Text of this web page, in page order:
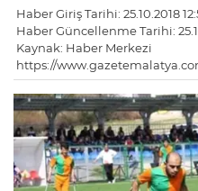
Haber Giriş Tarihi: 25.10.2018
Haber Güncellenme Tarihi:
Kaynak: Haber Merkezi
https://